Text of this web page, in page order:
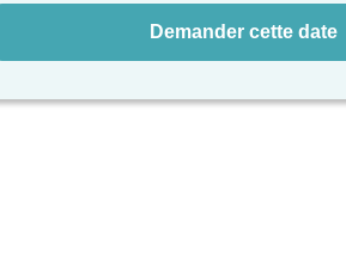
Demander cette date